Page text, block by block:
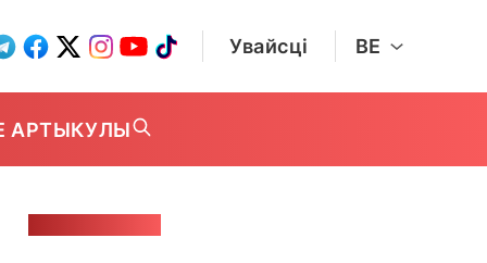
Увайсці BE
АРТЫКУЛЫ